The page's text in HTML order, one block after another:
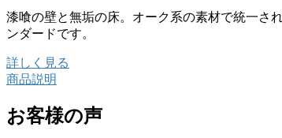
漆喰の壁と無垢の床。オーク系の素材で統一さ
ンダードです。
詳しく見る
商品説明
お客様の声